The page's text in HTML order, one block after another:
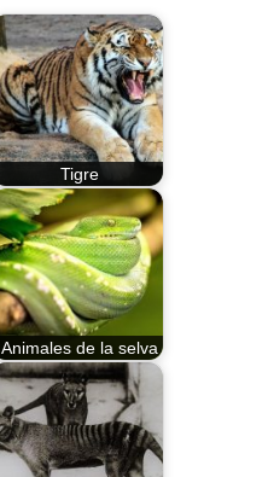
Tigre
Animales de la selva